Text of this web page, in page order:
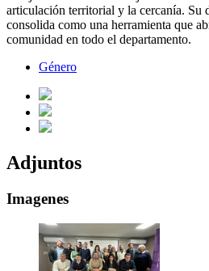
articulación territorial y la cercanía. Su
consolida como una herramienta que
comunidad en todo el departamento.
Género
Adjuntos
Imagenes